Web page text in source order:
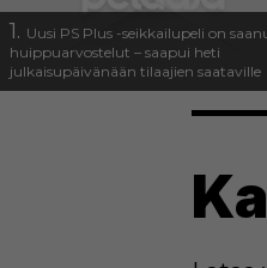
1. Uusi PS Plus -seikkailupeli on
huippuarvostelut – saapui heti
julkaisupäivänään tilaajien saataville